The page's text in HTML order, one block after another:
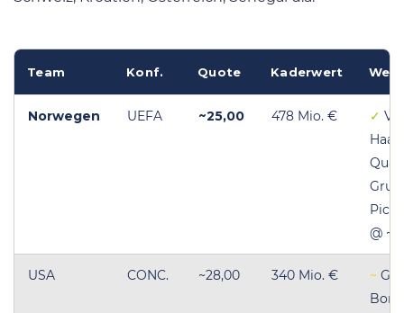
Team Konf. Quote Kaderwert
Norwegen UEFA ~25,00 478 Mio. € ✓
Pick
@
USA CONC. ~28,00 340 Mio. € ~